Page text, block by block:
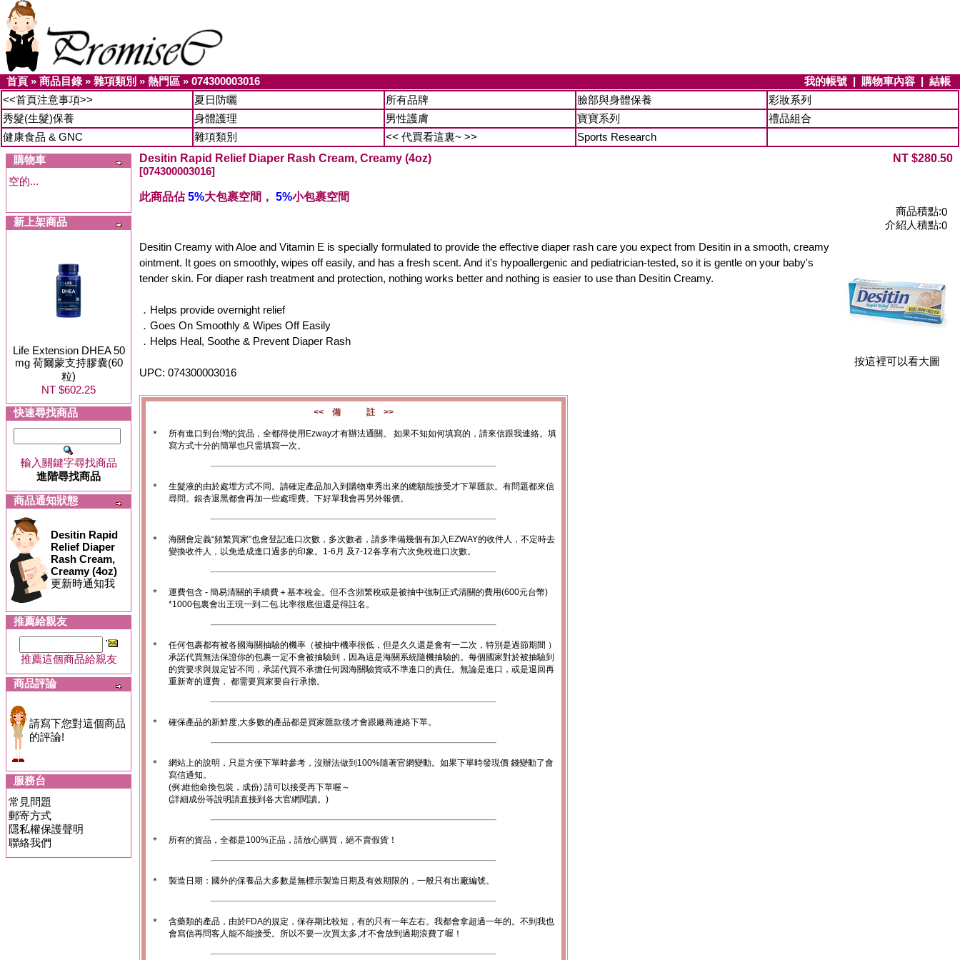
首頁 » 商品目錄» 雜項類別 » 熱門區 » 074300003016 我的帳號 | 購物車內容 | 結帳
<<首頁注意事項>>
夏日防曬 所有品牌 臉部與身體保養
彩妝系列
秀髮(生髮)保養
身體護理 男性護膚 寶寶系列
禮品組合
健康食品 & GNC
雜項類別 << 代買看這裏~ >>
Sports Research
購物車
空的...
新上架商品
Life Extension DHEA 50
mg 荷爾蒙支持膠囊(60
粒)
NT $602.25
快速尋找商品
輸入關鍵字尋找商品
進階尋找商品
商品通知狀態
Desitin Rapid
Relief Diaper
Rash Cream,
Creamy (4oz)
更新時通知我
推薦給親友
推薦這個商品給親友
商品評論
請寫下您對這個商品
的評論!
服務台
常見問題
郵寄方式
隱私權保護聲明
聯絡我們
Desitin Rapid Relief Diaper Rash Cream, Creamy (4oz)
[074300003016]
NT $280.50
此商品佔5%大包裹空間， 5%小包裹空間
商品積點:0
介紹人積點:0
按這裡可以看大圖
Desitin Creamy with Aloe and Vitamin E is specially formulated to provide the effective diaper rash care you expect from Desitin in a smooth, creamy
ointment. It goes on smoothly, wipes off easily, and has a fresh scent. And it's hypoallergenic and pediatrician-tested, so it is gentle on your baby's
tender skin. For diaper rash treatment and protection, nothing works better and nothing is easier to use than Desitin Creamy.
．Helps provide overnight relief
．Goes On Smoothly & Wipes Off Easily
．Helps Heal, Soothe & Prevent Diaper Rash
UPC: 074300003016
<< 備 註 >>
＊
所有進口到台灣的貨品，全都得使用Ezway才有辦法通關。 如果不知如何填寫的，請來信跟我連絡。填
寫方式十分的簡單也只需填寫一次。
＊
生髮液的由於處埋方式不同。請確定產品加入到購物車秀出來的總額能接受才下單匯款。有問題都來信
尋問。銀杏退黑都會再加一些處理費。下好單我會再另外報價。
＊
海關會定義“頻繁買家”也會登記進口次數，多次數者，請多準備幾個有加入EZWAY的收件人，不定時去
變換收件人，以免造成進口過多的印象。1-6月 及7-12各享有六次免稅進口次數。
＊
運費包含 - 簡易清關的手續費＋基本稅金。但不含頻繁稅或是被抽中強制正式清關的費用(600元台幣)
*1000包裏會出王現一到二包.比率很底但還是得註名。
＊
任何包裹都有被各國海關抽驗的機率（被抽中機率很低，但是久久還是會有一二次，特別是過節期間 ）
承諾代買無法保證你的包裹一定不會被抽驗到，因為這是海關系統隨機抽驗的。每個國家對於被抽驗到
的貨要求與規定皆不同，承諾代買不承擔任何因海關驗貨或不準進口的責任。無論是進口，或是退回再
重新寄的運費， 都需要買家要自行承擔。
＊ 確保產品的新鮮度,大多數的產品都是買家匯款後才會跟廠商連絡下單。
＊
網站上的說明，只是方便下單時參考，沒辦法做到100%隨著官網變動。如果下單時發現價 錢變動了會
寫信通知。
(例:維他命換包裝，成份) 請可以接受再下單喔～
(詳細成份等說明請直接到各大官網閱讀。)
＊ 所有的貨品，全都是100%正品，請放心購買，絕不賣假貨！
＊ 製造日期：國外的保養品大多數是無標示製造日期及有效期限的，一般只有出廠編號。
＊
含藥類的產品，由於FDA的規定，保存期比較短，有的只有一年左右。我都會拿超過一年的。不到我也
會寫信再問客人能不能接受。所以不要一次買太多,才不會放到過期浪費了喔！